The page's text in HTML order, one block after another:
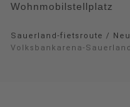
Wohnmobilstellplatz
Sauerland-fietsroute /
Volksbankarena-